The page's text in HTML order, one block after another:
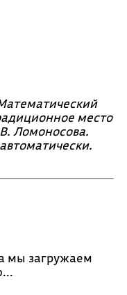
место
Ломоносова.
мы загружаем